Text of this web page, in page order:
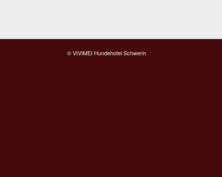
© VIVIMEI Hundehotel Schwerin